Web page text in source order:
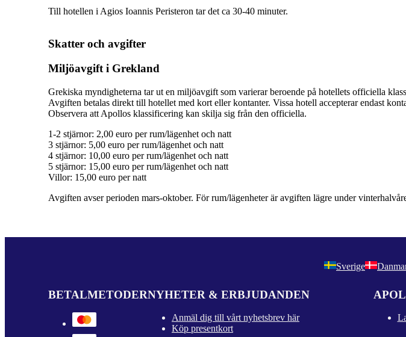
Till hotellen i Agios Ioannis Peristeron tar det ca 30-40 minuter.
Skatter och avgifter
Miljöavgift i Grekland
Grekiska myndigheterna tar ut en miljöavgift som varierar beroende på hotellets officiella
Avgiften betalas direkt till hotellet med kort eller kontanter. Vissa hotell accepterar endast
Observera att Apollos klassificering kan skilja sig från den officiella.
1-2 stjärnor: 2,00 euro per rum/lägenhet och natt
3 stjärnor: 5,00 euro per rum/lägenhet och natt
4 stjärnor: 10,00 euro per rum/lägenhet och natt
5 stjärnor: 15,00 euro per rum/lägenhet och natt
Villor: 15,00 euro per natt
Avgiften avser perioden mars-oktober. För rum/lägenheter är avgiften lägre under
Sverige
BETALMETODERNYHETER & ERBJUDANDEN
Anmäl dig till vårt nyhetsbrev här
Köp presentkort